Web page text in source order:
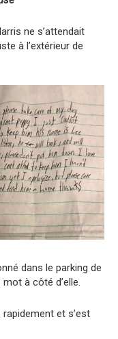
ne s’attendait
à l’extérieur de
dans le parking de
à côté d’elle.
rapidement et s’est